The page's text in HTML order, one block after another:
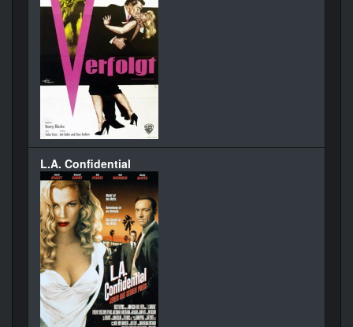
L.A. Confidential